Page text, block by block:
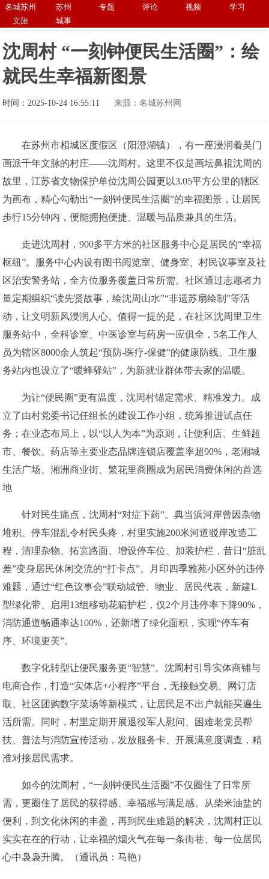
名城苏州 苏州 专题 评论 视频
学习
文旅
城事
沈周村 “一刻钟便民生活圈”：绘
就民生幸福新图景
时间：2025-10-24 16:55:11 来源：名城苏州网
在苏州市相城区度假区（阳澄湖镇），有一座浸润着吴门
画派千年文脉的村庄——沈周村。这里不仅是画坛鼻祖沈周的
故里，江苏省文物保护单位沈周公园更以3.05平方公里的辖区
为画布，精心勾勒出“一刻钟便民生活圈”的幸福图景，让居民
步行15分钟内，便能拥抱便捷、温暖与品质兼具的生活。
走进沈周村，900多平方米的社区服务中心是居民的“幸福
枢纽”。服务中心内设有图书阅览室、健身室、村民议事室及社
区治安警务站，全方位服务覆盖日常所需。社区通过志愿者力
量定期组织“读先贤故事，绘沈周山水”“非遗苏扇绘制”等活
动，让文明新风浸润人心。值得一提的是，在社区沈周里卫生
服务站中，全科诊室、中医诊室与药房一应俱全，5名工作人
员为辖区8000余人筑起“预防-医疗-保健”的健康防线。卫生服
务站内也设立了“暖蜂驿站”，为新就业群体带去家的温暖。
为让“便民圈”更有温度，沈周村锚定需求、精准发力。成
立了由村党委书记任组长的建设工作小组，统筹推进试点任
务；在业态布局上，以“以人为本”为原则，让便利店、生鲜超
市、餐饮、药店等主要业态品牌连锁店覆盖率超90%，老湘城
生活广场、湘洲商业街、繁花里商圈成为居民消费休闲的首选
地
针对民生痛点，沈周村“对症下药”。典当浜河岸曾因杂物
堆积、停车混乱令村民头疼，村里实施200米河道驳岸改造工
程，清理杂物、拓宽路面、增设停车位、加装护栏，昔日“脏乱
差”变身居民休闲交流的“打卡点”。月印四季雅苑小区外的违停
难题，通过“红色议事会”联动城管、物业、居民代表，新建L
型绿化带、启用13组移动花箱护栏，仅2个月违停率下降90%，
消防通道畅通率达100%，还新增了绿化面积，实现“停车有
序、环境更美”。
数字化转型让便民服务更“智慧”。沈周村引导实体商铺与
电商合作，打造“实体店+小程序”平台，无接触交易、网订店
取、社区团购数字菜场等新模式，让居民足不出户就能买遍生
活所需。同时，村里定期开展退役军人慰问、困难老党员帮
扶、普法与消防宣传活动，发放服务卡、开展满意度调查，精
准对接居民需求。
如今的沈周村，“一刻钟便民生活圈”不仅圈住了日常所
需，更圈住了居民的获得感、幸福感与满足感。从柴米油盐的
便利，到文化休闲的丰盈，再到民生难题的解决，沈周村正以
实实在在的行动，让幸福的烟火气在每一条街巷、每一位居民
心中袅袅升腾。（通讯员：马艳）